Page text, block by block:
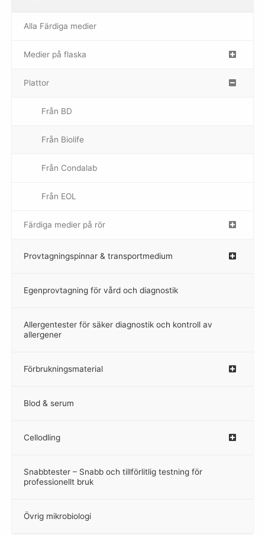
Alla Färdiga medier
Medier på flaska
–
Plattor
–
Från BD
Från Biolife
–
Från Condalab
Från EOL
–
Färdiga medier på rör
–
Provtagningspinnar & transportmedium
–
Egenprovtagning för vård och diagnostik
–
Allergentester för säker diagnostik och kontroll av
allergener
–
Förbrukningsmaterial
Blod & serum
Cellodling
–
Snabbtester – Snabb och tillförlitlig testning för
professionellt bruk
–
Övrig mikrobiologi
–